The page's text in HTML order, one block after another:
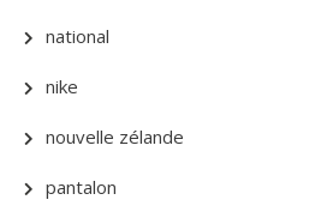
national
nike
nouvelle zélande
pantalon